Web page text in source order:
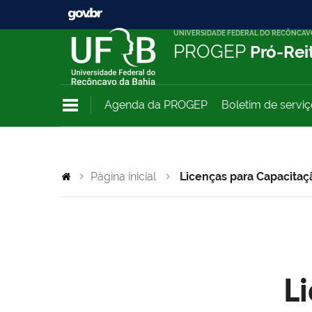
UNIVERSIDADE FEDERAL DO
PROGEP Pró-
Agenda da PROGEP Boletim de
Página inicial Licenças para